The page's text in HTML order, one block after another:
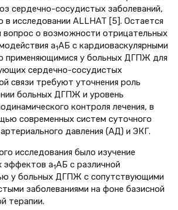
сердечно-сосудистых заболеваний,
в исследовании ALLHAT [5]. Остается
вопрос о возможности отрицательных
a1АБ с кардиоваскулярными
применяющимися у больных ДГПЖ для
сердечно-сосудистых
связи требуют уточнения роль
больных ДГПЖ и уровень
контроля лечения, в
современных систем суточного
давления (АД) и ЭКГ.
исследования было изучение
эффектов a1АБ с различной
у больных ДГПЖ с сопутствующими
заболеваниями на фоне базисной
терапии.